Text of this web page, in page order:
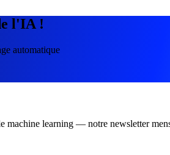
l'IA !
automatique
machine learning — notre newsletter